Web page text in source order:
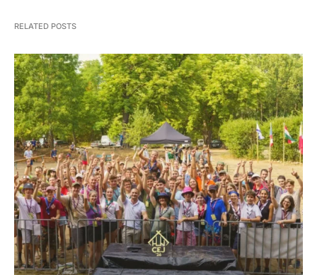
RELATED POSTS